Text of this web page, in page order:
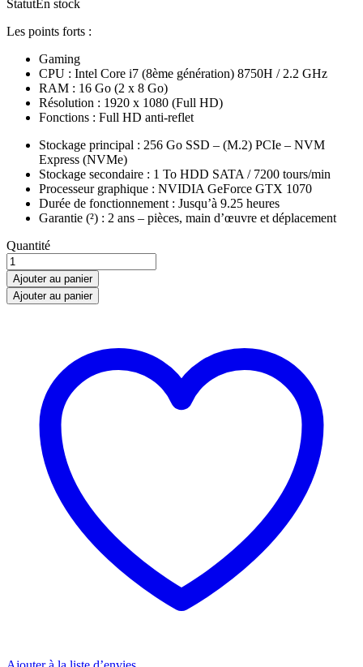
StatutEn stock
Les points forts :
Gaming
CPU : Intel Core i7 (8ème génération) 8750H / 2.2 GHz
RAM : 16 Go (2 x 8 Go)
Résolution : 1920 x 1080 (Full HD)
Fonctions : Full HD anti-reflet
Stockage principal : 256 Go SSD – (M.2) PCIe – NVM
Express (NVMe)
Stockage secondaire : 1 To HDD SATA / 7200 tours/min
Processeur graphique : NVIDIA GeForce GTX 1070
Durée de fonctionnement : Jusqu’à 9.25 heures
Garantie (²) : 2 ans – pièces, main d’œuvre et déplacement
HP
PC
Portable
Gamer
Omen
8750H
Quantité
Ajouter au panier
Ajouter au panier